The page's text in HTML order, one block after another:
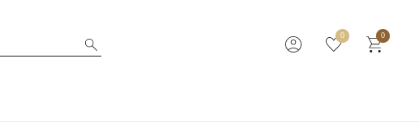
0 0